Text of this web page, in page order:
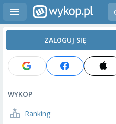
ZALOGUJ SIĘ
WYKOP
Ranking